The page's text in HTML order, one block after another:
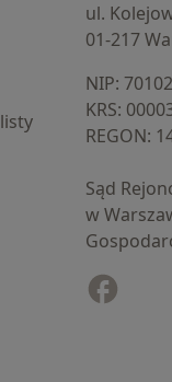
ul.
01-217
NIP:
KRS:
REGON:
Sąd
w